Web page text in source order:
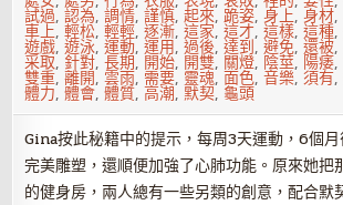
試過,認為,調情,謹慎,起來,跪姿,身上,身材,
車上,輕松,輕輕,逐漸,這家,這才,這樣,這種,
遊戲,遊泳,運動,運用,過後,達到,避免,還被,
采取, 針對,長期, 開始, 開雙, 關燈, 陰莖, 陽痿,
雙重,離開,雲雨, 需要, 靈魂,面色,音樂,須有,
體力,體會,體質,高潮, 默契, 龜頭
Gina按此秘籍中的提示，每周3天運動，6個
完美雕塑，還順便加強了心肺功能。原來她把
的健身房，兩人總有一些另類的創意，配合默